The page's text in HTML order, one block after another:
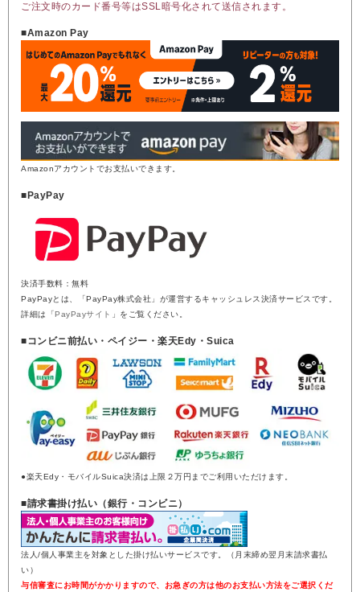
ご注文時のカード番号等はSSL暗号化されて送信されます。
■Amazon Pay
Amazonアカウントでお支払いできます。
■PayPay
決済手数料：無料
PayPayとは、「PayPay株式会社」が運営するキャッシュレス決済サービスです。
詳細は「 PayPayサイト 」をご覧ください。
■コンビニ前払い・ペイジー・楽天Edy・Suica
●楽天Edy・モバイルSuica決済は上限２万円までご利用いただけます。
■請求書掛け払い（銀行・コンビニ）
法人/個人事業主を対象とした掛け払いサービスです。（月末締め翌月末請求書払
い）
与信審査にお時間がかかりますので、お急ぎの方は他のお支払い方法をご選択くだ